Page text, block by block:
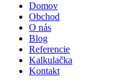
Domov
Obchod
O nás
Blog
Referencie
Kalkulačka
Kontakt